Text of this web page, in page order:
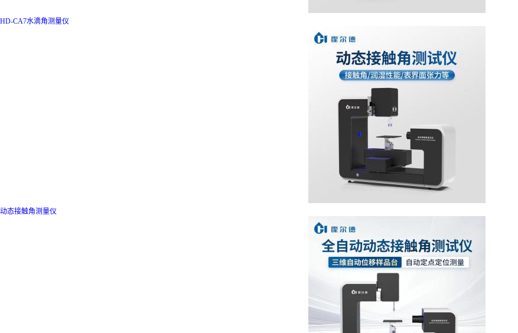
HD-CA7水滴角测量仪
动态接触角测量仪